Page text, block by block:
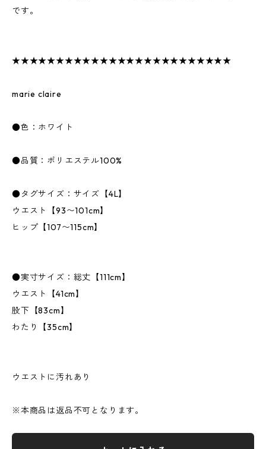
です。
★★★★★★★★★★★★★★★★★★★★★★★★★
marie claire
●色：ホワイト
●品質：ポリエステル100%
●タグサイズ：サイズ【4L】
ウエスト【93〜101cm】
ヒップ【107〜115cm】
●実寸サイズ：総丈【111cm】
ウエスト【41cm】
股下【83cm】
わたり【35cm】
ウエストに汚れあり
※本商品は返品不可となります。